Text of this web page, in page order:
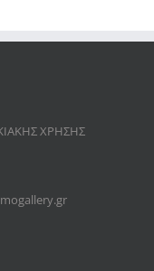
ΧΡΗΣΗΣ